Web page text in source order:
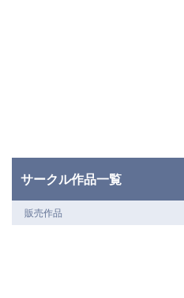
サークル作品一覧
販売作品